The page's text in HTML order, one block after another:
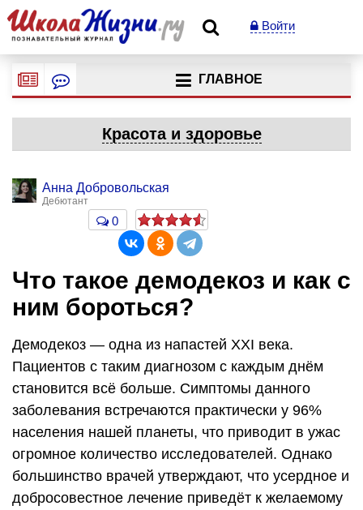
Войти
ГЛАВНОЕ
Красота и здоровье
Анна Добровольская
Дебютант
0
Что такое демодекоз и как с
ним бороться?
Демодекоз — одна из напастей ХХІ века.
Пациентов с таким диагнозом с каждым днём
становится всё больше. Симптомы данного
заболевания встречаются практически у 96%
населения нашей планеты, что приводит в ужас
огромное количество исследователей. Однако
большинство врачей утверждают, что усердное и
добросовестное лечение приведёт к желаемому